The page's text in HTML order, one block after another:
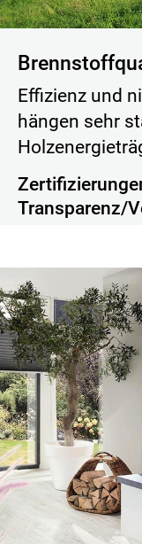
Effizienz und
hängen sehr
Transparenz/